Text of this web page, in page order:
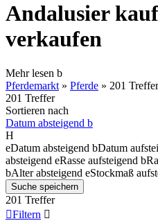
Andalusier
verkaufen
Mehr lesen b
Pferdemarkt » Pferde » 201 Treffer
201 Treffer
Sortieren nach
Datum absteigend b
H
eDatum absteigend bDatum
absteigend eRasse aufsteigend b
bAlter absteigend eStockmaß
Suche speichern
201 Treffer
Filtern 